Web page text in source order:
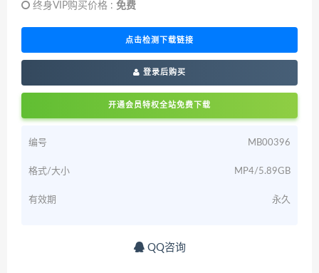
终身VIP购买价格 : 免费
点击检测下载链接
登录后购买
开通会员特权全站免费下载
编号 MB00396
格式/大小 MP4/5.89GB
有效期 永久
QQ咨询